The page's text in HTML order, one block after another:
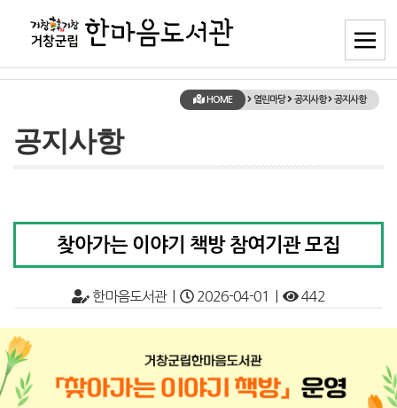
HOME 열린마당 공지사항 공지사항
공지사항
찾아가는 이야기 책방 참여기관 모집
한마음도서관 | 2026-04-01 | 442